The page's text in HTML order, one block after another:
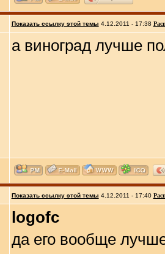
Показать ссылку этой темы 4.12.2011 - 17:38
а виноград лучше
Показать ссылку этой темы 4.12.2011 - 17:40
logofc
да его вообще